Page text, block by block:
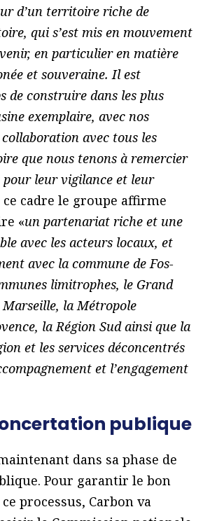
d’un territoire riche de
qui s’est mis en mouvement
en particulier en matière
et souveraine. Il est
de construire dans les plus
exemplaire, avec nos
avec tous les
que nous tenons à remercier
pour leur vigilance et leur
ce cadre le groupe affirme
«un partenariat riche et une
avec les acteurs locaux, et
avec la commune de Fos-
limitrophes, le Grand
la Métropole
la Région Sud ainsi que la
et les services déconcentrés
et l’engagement
publique
dans sa phase de
Pour garantir le bon
processus, Carbon va